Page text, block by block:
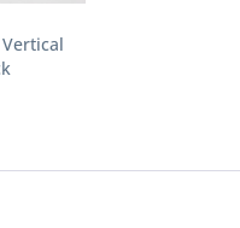
Vertical